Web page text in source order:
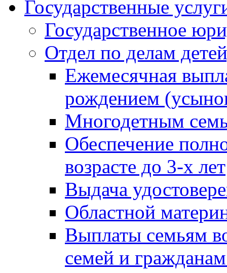
Государственные
Государственное
Отдел по делам
Ежемесячная
рождением
Многодетным
Обеспечение
возрасте до 3-х лет
Выдача
Областной
Выплаты семьям
семей и